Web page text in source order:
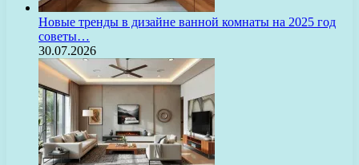
Новые тренды в дизайне ванной комнаты на 2025 год
советы…
30.07.2026